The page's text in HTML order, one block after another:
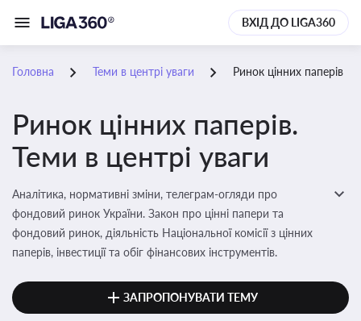
ВХІД ДО LIGA360
Головна Теми в центрі уваги Ринок цінних паперів
Ринок цінних паперів.
Теми в центрі уваги
ЗАПРОПОНУВАТИ ТЕМУ
Аналітика, нормативні зміни, телеграм-огляди про
фондовий ринок України. Закон про цінні папери та
фондовий ринок, діяльність Національної комісії з цінних
паперів, інвестиції та обіг фінансових інструментів.